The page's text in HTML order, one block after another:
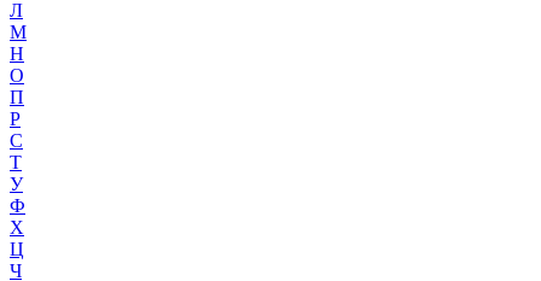
Л
М
Н
О
П
Р
С
Т
У
Ф
Х
Ц
Ч